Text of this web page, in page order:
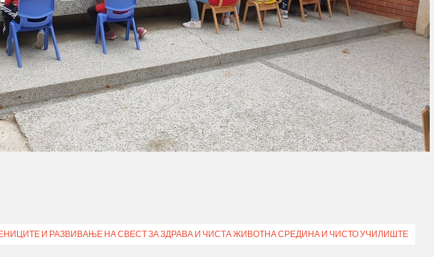
И РАЗВИВАЊЕ НА СВЕСТ ЗА ЗДРАВА И ЧИСТА ЖИВОТНА СРЕДИНА И ЧИСТО УЧИЛИШТЕ